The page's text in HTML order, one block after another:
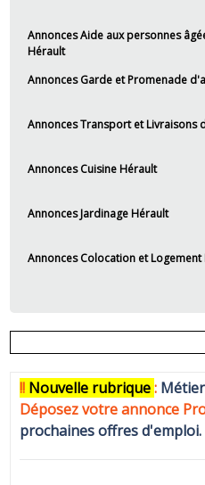
Annonces Aide aux personnes
Hérault
Annonces Garde et Promenade
Annonces Transport et Livraisons
Annonces Cuisine Hérault
Annonces Jardinage Hérault
Annonces Colocation et Logement
!! Nouvelle rubrique:
Déposez votre annonce
prochaines offres d'emploi.